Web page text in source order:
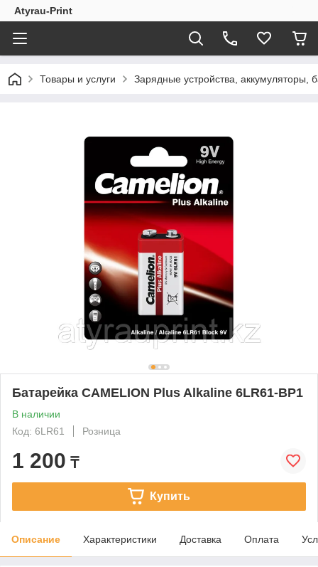
Atyrau-Print
Товары и услуги Зарядные устройства, аккумуляторы,
Батарейка CAMELION Plus Alkaline 6LR61-BP1
В наличии
Код: 6LR61
Розница
1 200 ₸
Купить
Описание Характеристики Доставка Оплата